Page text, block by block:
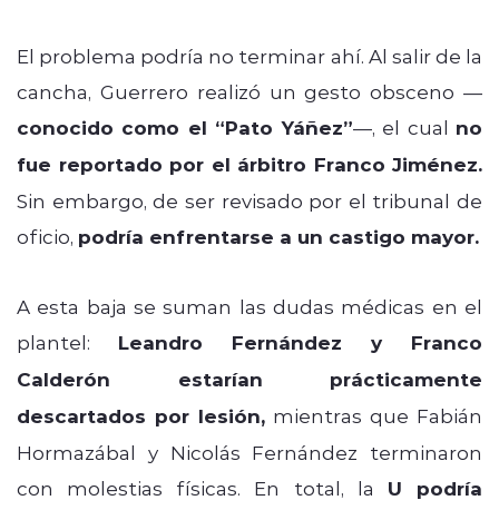
El problema podría no terminar ahí. Al salir de la
cancha, Guerrero realizó un gesto obsceno —
conocido como el “Pato Yáñez”—, el cual no
fue reportado por el árbitro Franco Jiménez.
Sin embargo, de ser revisado por el tribunal de
oficio, podría enfrentarse a un castigo mayor.
A esta baja se suman las dudas médicas en el
plantel: Leandro Fernández y Franco
Calderón estarían prácticamente
descartados por lesión, mientras que Fabián
Hormazábal y Nicolás Fernández terminaron
con molestias físicas. En total, la U podría